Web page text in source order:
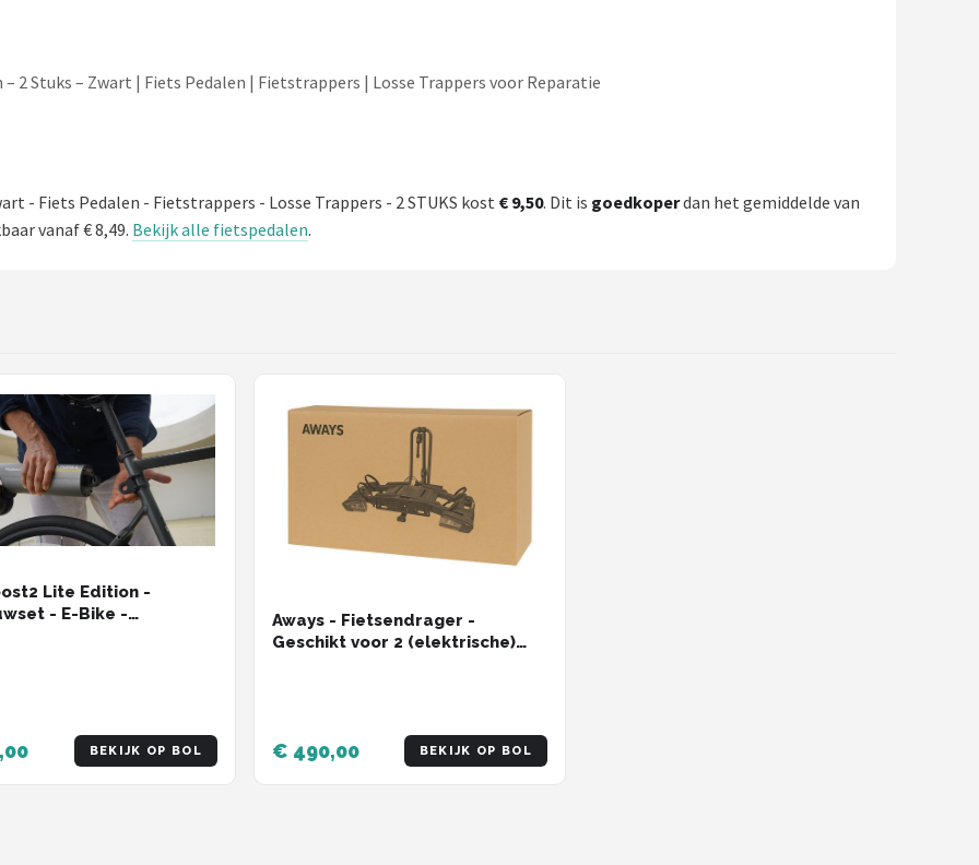
2 Stuks – Zwart | Fiets Pedalen | Fietstrappers | Losse Trappers voor Reparatie
- Fiets Pedalen - Fietstrappers - Losse Trappers - 2 STUKS kost € 9,50. Dit is goedkoperdan het gemiddelde van
vanaf € 8,49. Bekijk alle fietspedalen.
Lite Edition -
- E-Bike -
BEKIJK OP BOL
Aways - Fietsendrager -
Geschikt voor 2 (elektrische)
€ 490,00 BEKIJK OP BOL